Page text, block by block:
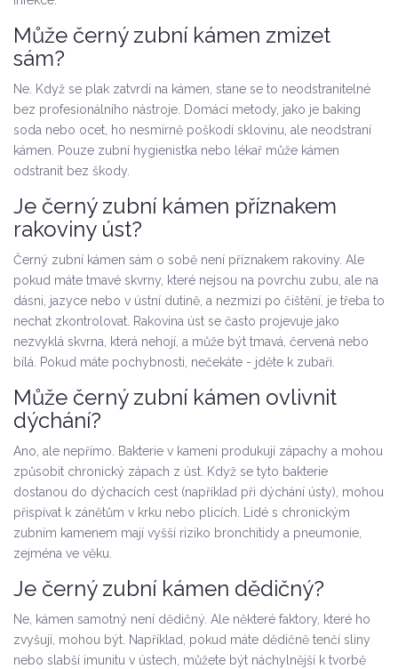
Může černý zubní kámen zmizet
sám?
Ne. Když se plak zatvrdí na kámen, stane se to neodstranitelné
bez profesionálního nástroje. Domácí metody, jako je baking
soda nebo ocet, ho nesmírně poškodí sklovinu, ale neodstraní
kámen. Pouze zubní hygienistka nebo lékař může kámen
odstranit bez škody.
Je černý zubní kámen příznakem
rakoviny úst?
Černý zubní kámen sám o sobě není příznakem rakoviny. Ale
pokud máte tmavé skvrny, které nejsou na povrchu zubu, ale na
dásni, jazyce nebo v ústní dutině, a nezmizí po čištění, je třeba to
nechat zkontrolovat. Rakovina úst se často projevuje jako
nezvyklá skvrna, která nehojí, a může být tmavá, červená nebo
bílá. Pokud máte pochybnosti, nečekáte - jděte k zubaři.
Může černý zubní kámen ovlivnit
dýchání?
Ano, ale nepřímo. Bakterie v kameni produkují zápachy a mohou
způsobit chronický zápach z úst. Když se tyto bakterie
dostanou do dýchacích cest (například při dýchání ústy), mohou
přispívat k zánětům v krku nebo plicích. Lidé s chronickým
zubním kamenem mají vyšší riziko bronchitidy a pneumonie,
zejména ve věku.
Je černý zubní kámen dědičný?
Ne, kámen samotný není dědičný. Ale některé faktory, které ho
zvyšují, mohou být. Například, pokud máte dědičně tenčí sliny
nebo slabší imunitu v ústech, můžete být náchylnější k tvorbě